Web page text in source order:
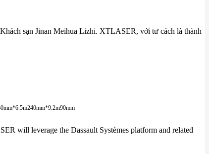
240mm*9.2m90mm
sạn Jinan Meihua Lizhi. XTLASER, với tư cách là thành
will leverage the Dassault Systèmes platform and related